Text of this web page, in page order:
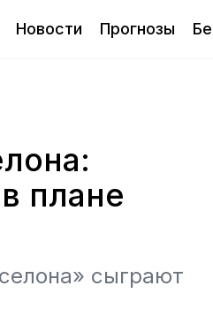
Новости Прогнозы
плане
сыграют